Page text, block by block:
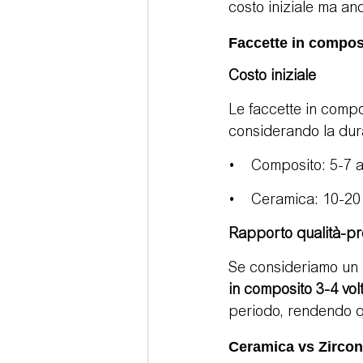
costo iniziale ma
Faccette in
Costo iniziale
Le faccette in
considerando la
•    Composito: 5-
•    Ceramica: 10-
Rapporto qualità-
Se consideriamo
in composito 3-4
periodo, rendendo
Ceramica vs